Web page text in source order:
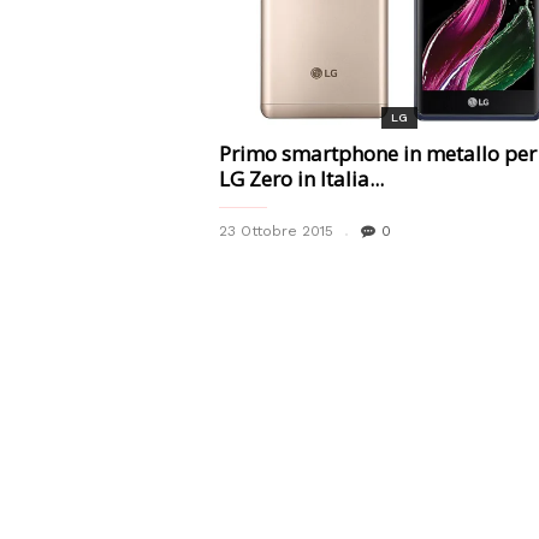
LG
Primo smartphone in metallo per
LG Zero in Italia...
23 Ottobre 2015 0